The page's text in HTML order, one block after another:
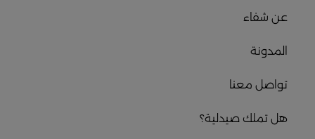
عن شفاء
المدونة
تواصل معنا
هل تملك صيدلية؟